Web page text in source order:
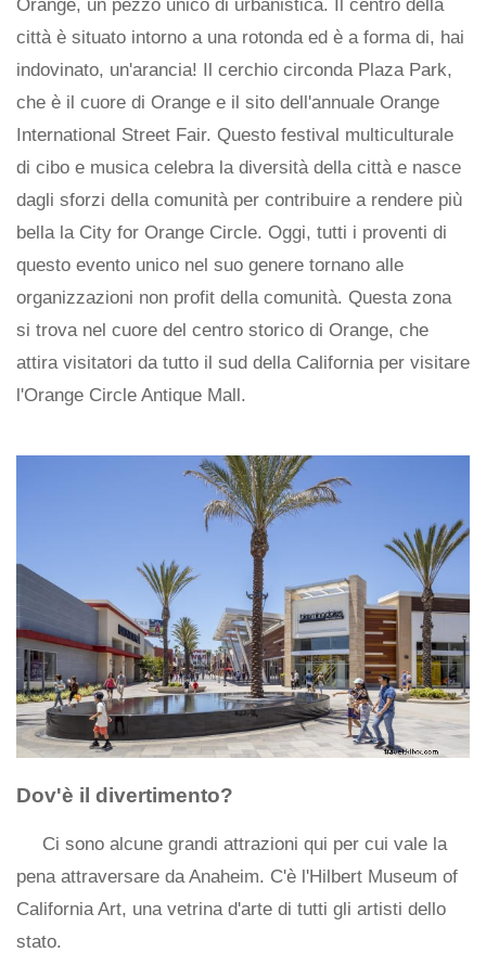
Orange, un pezzo unico di urbanistica. Il centro della
città è situato intorno a una rotonda ed è a forma di, hai
indovinato, un'arancia! Il cerchio circonda Plaza Park,
che è il cuore di Orange e il sito dell'annuale Orange
International Street Fair. Questo festival multiculturale
di cibo e musica celebra la diversità della città e nasce
dagli sforzi della comunità per contribuire a rendere più
bella la City for Orange Circle. Oggi, tutti i proventi di
questo evento unico nel suo genere tornano alle
organizzazioni non profit della comunità. Questa zona
si trova nel cuore del centro storico di Orange, che
attira visitatori da tutto il sud della California per visitare
l'Orange Circle Antique Mall.
Dov'è il divertimento?
Ci sono alcune grandi attrazioni qui per cui vale la
pena attraversare da Anaheim. C'è l'Hilbert Museum of
California Art, una vetrina d'arte di tutti gli artisti dello
stato.